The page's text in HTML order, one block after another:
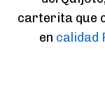
carterita que
en calidad